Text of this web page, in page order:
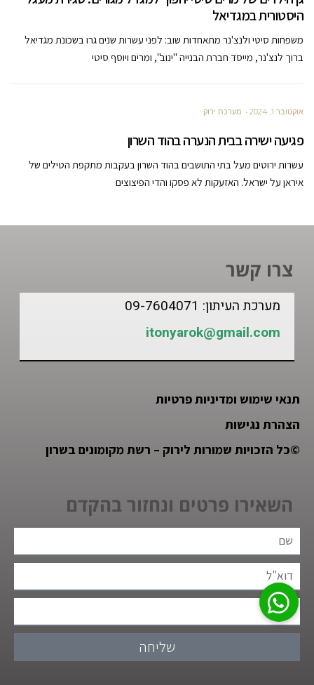
היסטורית במגדיאל
משפחות סיטי ולנצ'נר מתאחדות שוב: לפני עשרות שנים גרו בשכונת מגדיאל
ברוך לנצ'נר, מייסד חברת הבנייה "ינוב", ומרים ויוסף סיטי
אוקטובר 1, 2024 מערכת ירוק
פגיעה ישירה בבית הנערה בהוד השרון
עשרות ירוטים מעל בתי התושבים בהוד השרון בעקבות מתקפת הטילים של
איראן על ישראל. האזעקות לא פסקו והדי הפיצוצים
צרו קשר
מערכת העיתון: 09-7604071
itonyarok@gmail.com
תנאי שימוש ומדיניות פרטיות
הצהרת נגישות
©כל הזכויות שמורות לירוק – רשת מקומונים בשרון
השאירו פרטים ונחזור בהקדם
שליחה